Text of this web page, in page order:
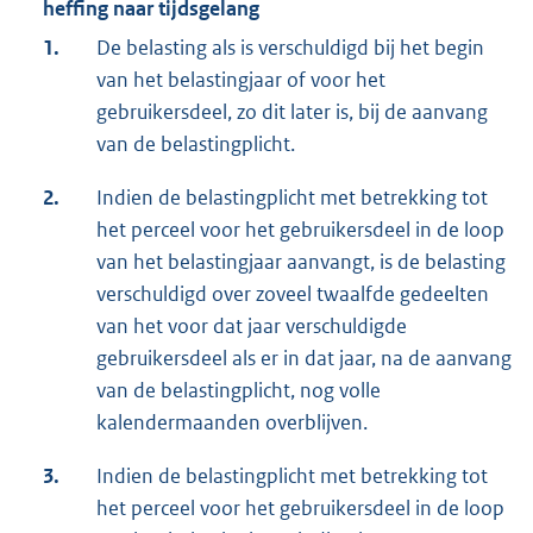
heffing naar tijdsgelang
1.
De belasting als is verschuldigd bij het begin
van het belastingjaar of voor het
gebruikersdeel, zo dit later is, bij de aanvang
van de belastingplicht.
2.
Indien de belastingplicht met betrekking tot
het perceel voor het gebruikersdeel in de loop
van het belastingjaar aanvangt, is de belasting
verschuldigd over zoveel twaalfde gedeelten
van het voor dat jaar verschuldigde
gebruikersdeel als er in dat jaar, na de aanvang
van de belastingplicht, nog volle
kalendermaanden overblijven.
3.
Indien de belastingplicht met betrekking tot
het perceel voor het gebruikersdeel in de loop